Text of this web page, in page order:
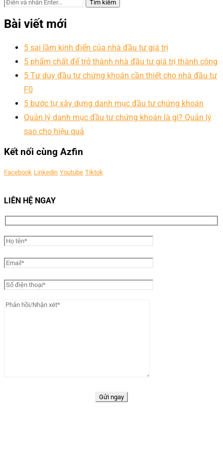
Bài viết mới
5 sai lầm kinh điển của nhà đầu tư giá trị
5 phẩm chất để trở thành nhà đầu tư giá trị thành công
5 Tư duy đầu tư chứng khoán cần thiết cho nhà đầu tư
F0
5 bước tự xây dựng danh mục đầu tư chứng khoán
Quản lý danh mục đầu tư chứng khoán là gì? Quản lý
sao cho hiệu quả
Kết nối cùng Azfin
Facebook Linkedin Youtube Tiktok
LIÊN HỆ NGAY